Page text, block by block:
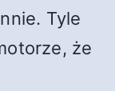
Tyle
że